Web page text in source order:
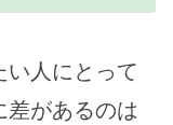
人にとって
差があるのは